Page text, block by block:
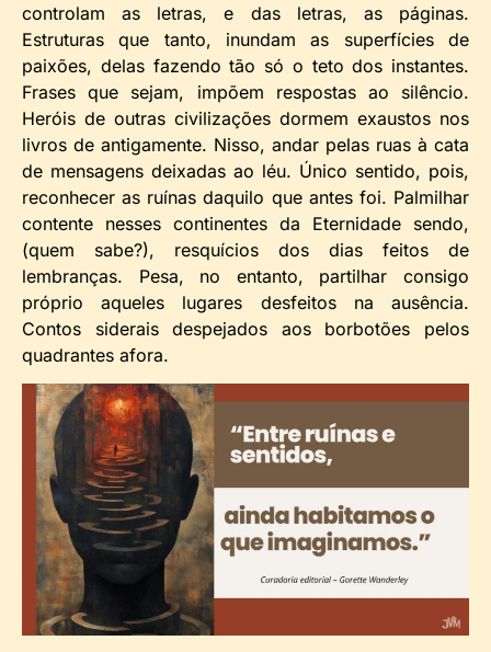
controlam as letras, e das letras, as páginas.
Estruturas que tanto, inundam as superfícies de
paixões, delas fazendo tão só o teto dos instantes.
Frases que sejam, impõem respostas ao silêncio.
Heróis de outras civilizações dormem exaustos nos
livros de antigamente. Nisso, andar pelas ruas à cata
de mensagens deixadas ao léu. Único sentido, pois,
reconhecer as ruínas daquilo que antes foi. Palmilhar
contente nesses continentes da Eternidade sendo,
(quem sabe?), resquícios dos dias feitos de
lembranças. Pesa, no entanto, partilhar consigo
próprio aqueles lugares desfeitos na ausência.
Contos siderais despejados aos borbotões pelos
quadrantes afora.